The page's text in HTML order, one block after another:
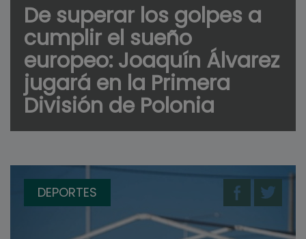
De superar los golpes a
cumplir el sueño
europeo: Joaquín Álvarez
jugará en la Primera
División de Polonia
DEPORTES